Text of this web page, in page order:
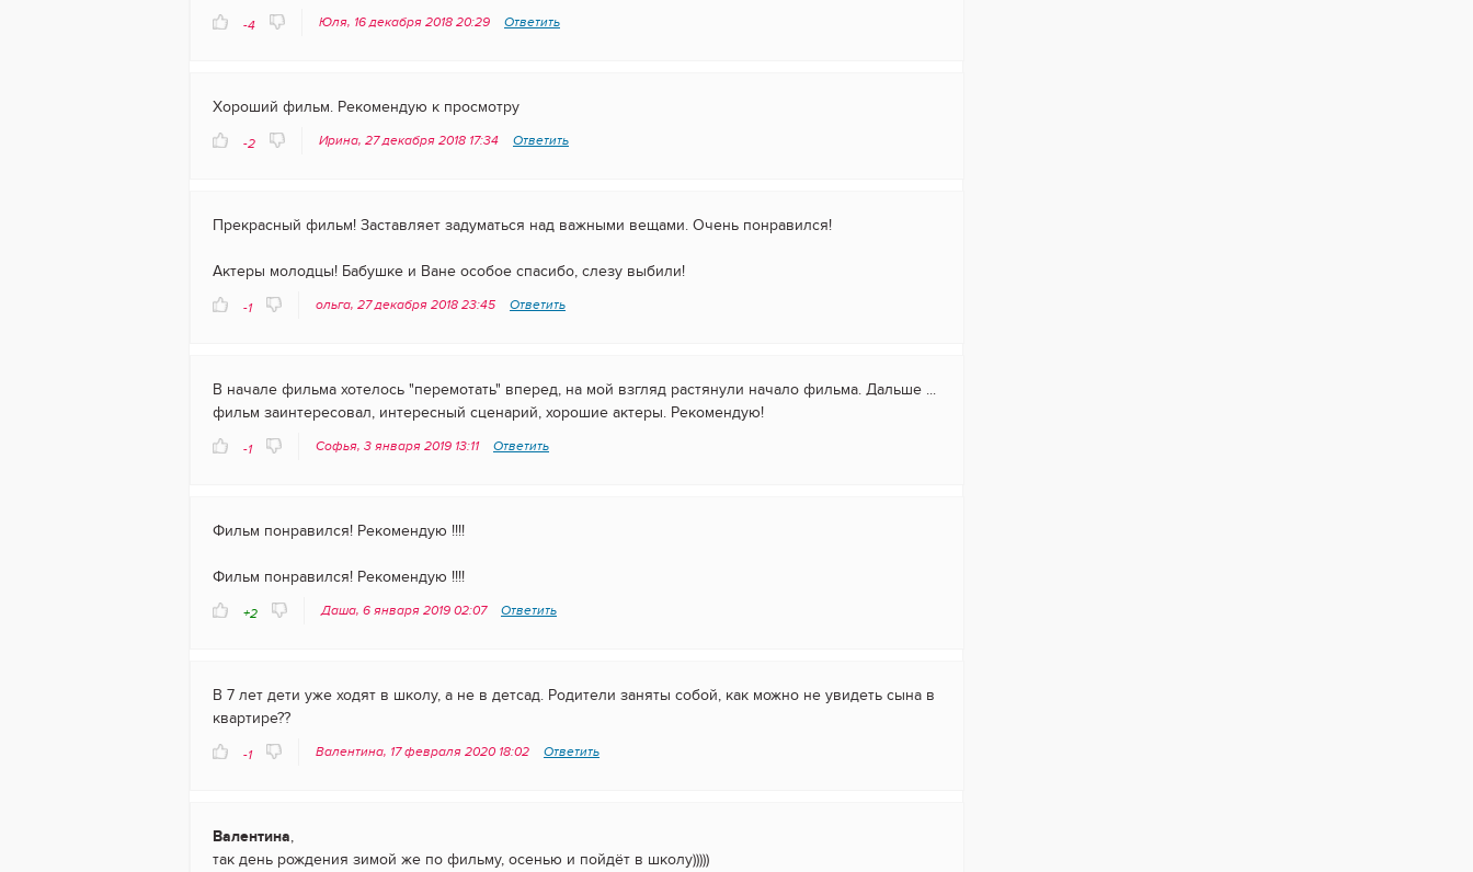
-4 Юля, 16 декабря 2018 20:29 Ответить
Хороший фильм. Рекомендую к просмотру
-2 Ирина, 27 декабря 2018 17:34 Ответить
Прекрасный фильм! Заставляет задуматься над важными вещами. Очень понравился!
Актеры молодцы! Бабушке и Ване особое спасибо, слезу выбили!
-1 ольга, 27 декабря 2018 23:45 Ответить
В начале фильма хотелось "перемотать" вперед, на мой взгляд растянули начало фильма. Дальше ...
фильм заинтересовал, интересный сценарий, хорошие актеры. Рекомендую!
-1 Софья, 3 января 2019 13:11 Ответить
Фильм понравился! Рекомендую !!!!
Фильм понравился! Рекомендую !!!!
+2 Даша, 6 января 2019 02:07 Ответить
В 7 лет дети уже ходят в школу, а не в детсад. Родители заняты собой, как можно не увидеть сына в
квартире??
-1 Валентина, 17 февраля 2020 18:02 Ответить
Валентина,
так день рождения зимой же по фильму, осенью и пойдёт в школу)))))